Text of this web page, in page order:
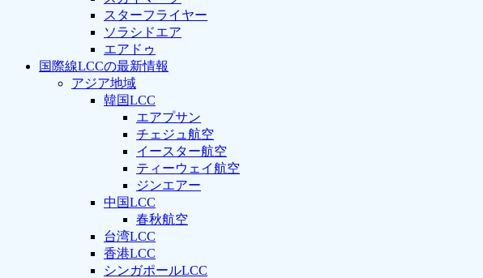
スターフライヤー
ソラシドエア
エアドゥ
国際線LCCの最新情報
アジア地域
韓国LCC
エアプサン
チェジュ航空
イースター航空
ティーウェイ航空
ジンエアー
中国LCC
春秋航空
台湾LCC
香港LCC
シンガポールLCC